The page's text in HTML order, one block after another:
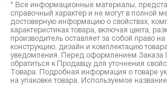
* Все информационные материалы,
справочный характер и не могут в полной
достоверную информацию о свойствах,
характеристиках товара, включая цвета,
производитель оставляет за собой право
конструкцию, дизайн и комплектацию
уведомления. Перед оформлением Заказа
обратиться к Продавцу для уточнения
Товара. Подробная информация о товаре
на упаковке товара. Используемое